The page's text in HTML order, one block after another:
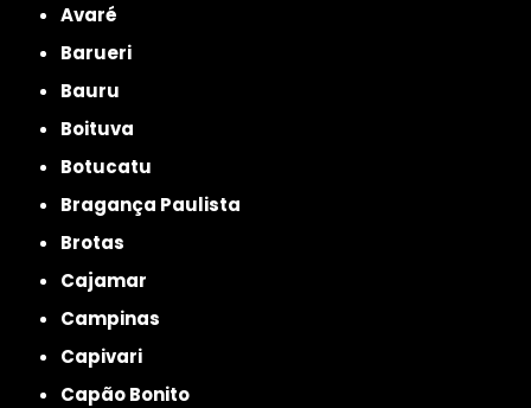
Avaré
Barueri
Bauru
Boituva
Botucatu
Bragança Paulista
Brotas
Cajamar
Campinas
Capivari
Capão Bonito